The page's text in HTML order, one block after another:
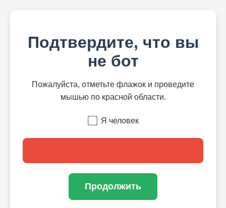
Подтвердите, что вы
не бот
Пожалуйста, отметьте флажок и проведите
мышью по красной области.
Я человек
Продолжить